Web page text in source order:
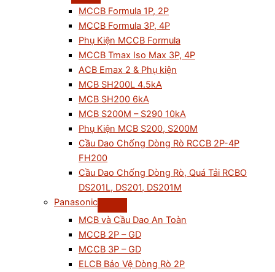
MCCB Formula 1P, 2P
MCCB Formula 3P, 4P
Phụ Kiện MCCB Formula
MCCB Tmax Iso Max 3P, 4P
ACB Emax 2 & Phụ kiện
MCB SH200L 4.5kA
MCB SH200 6kA
MCB S200M – S290 10kA
Phụ Kiện MCB S200, S200M
Cầu Dao Chống Dòng Rò RCCB 2P-4P
FH200
Cầu Dao Chống Dòng Rò, Quá Tải RCBO
DS201L, DS201, DS201M
Panasonic
MCB và Cầu Dao An Toàn
MCCB 2P – GD
MCCB 3P – GD
ELCB Bảo Vệ Dòng Rò 2P